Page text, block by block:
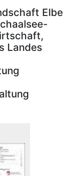
Elbe
Landes